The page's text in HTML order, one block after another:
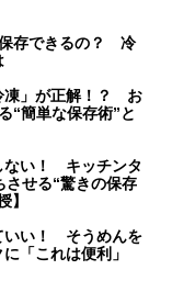
保存できるの？ 冷
凍」が正解！？ お
“簡単な保存術”と
ない！ キッチンタ
させる“驚きの保存
】
いい！ そうめんを
「これは便利」